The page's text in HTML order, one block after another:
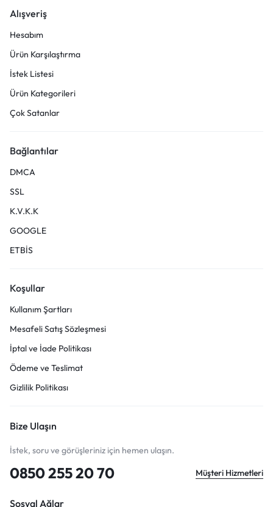
Alışveriş
Hesabım
Ürün Karşılaştırma
İstek Listesi
Ürün Kategorileri
Çok Satanlar
Bağlantılar
DMCA
SSL
K.V.K.K
GOOGLE
ETBİS
Koşullar
Kullanım Şartları
Mesafeli Satış Sözleşmesi
İptal ve İade Politikası
Ödeme ve Teslimat
Gizlilik Politikası
Bize Ulaşın
İstek, soru ve görüşleriniz için hemen ulaşın.
0850 255 20 70 Müşteri Hizmetleri
Sosyal Ağlar